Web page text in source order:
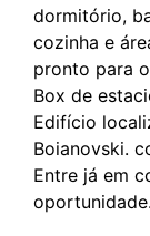
dormitório,
cozinha e
pronto para
Box de
Edifício
Boianovski.
Entre já em